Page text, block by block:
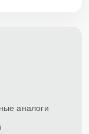
аналоги